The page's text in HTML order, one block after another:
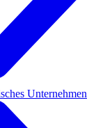
Unternehmen